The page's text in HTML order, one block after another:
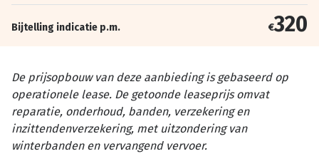
Bijtelling indicatie p.m. €320
De prijsopbouw van deze aanbieding is gebaseerd op
operationele lease. De getoonde leaseprijs omvat
reparatie, onderhoud, banden, verzekering en
inzittendenverzekering, met uitzondering van
winterbanden en vervangend vervoer.